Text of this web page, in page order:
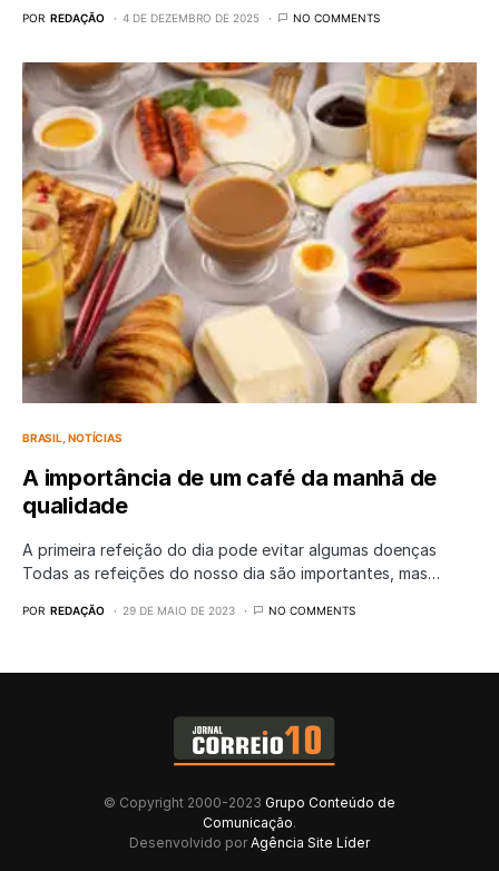
POR REDAÇÃO 4 DE DEZEMBRO DE 2025 NO COMMENTS
BRASIL NOTÍCIAS
A importância de um café da manhã de
qualidade
A primeira refeição do dia pode evitar algumas doenças
Todas as refeições do nosso dia são importantes, mas…
POR REDAÇÃO 29 DE MAIO DE 2023 NO COMMENTS
© Copyright 2000-2023 Grupo Conteúdo de
Comunicação.
Desenvolvido por Agência Site Líder